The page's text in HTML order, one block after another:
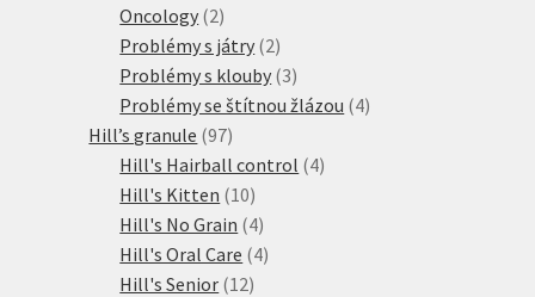
Oncology 22
produkty
Problémy s játry 22
produkty
Problémy s klouby 33
produkty
Problémy se štítnou žlázou 44
Hill’s granule 9797
produktů
Hill's Hairball control 44
Hill's Kitten 1010
produktů
Hill's No Grain 44
produkty
Hill's Oral Care 44
Hill's Senior 1212